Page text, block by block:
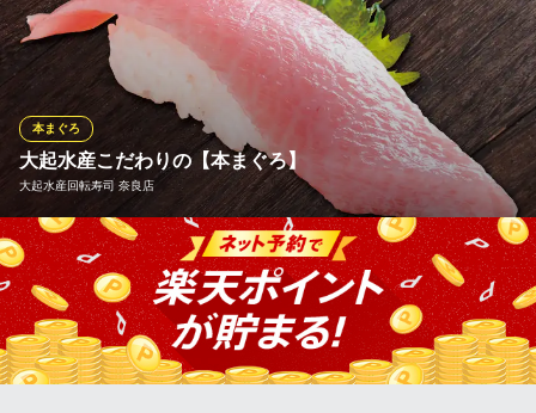
奈良県奈良市西大寺東町2-1-53 FB2021 1F
とろけるような柔らかな食感、舌の上でまったりと広がる旨みと
甘み。鮮度を落とさないためのイカ専用の輸送手段＆ルートを開
発したり、店内でも鮮度を保つための水槽を設置。美味しさの追
求にとことん向き合いました。 【売り切れ御免！】数量限定のた
め、なくなり次第終了となります。事前にご確認をお願い致しま
す。
個室 居酒屋 九州うまか近鉄奈良駅前店
九州料理と奈良九州地酒
近鉄奈良線近鉄奈良駅 徒歩1分
奈良県奈良市中筋町6-1 奈良ラインハウス4F
大起水産こだわりの【本まぐろ】
大起水産回転寿司 奈良店
本まぐろ
大起水産が誇る本まぐろは、地中海など高い養殖技術を持つ地域
から厳選して仕入れております。丸々1本を店内で解体するからこ
そご提供できる「カマトロ」や「ほほ肉」といった希少部位も、
当店の大きな魅力の一つです。他ではなかなか味わえない特別な
部位を、驚きのお値打ち価格でお楽しみいただけます。